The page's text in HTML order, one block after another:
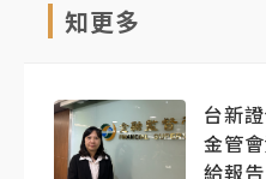
知更多
台新
金管
給報告